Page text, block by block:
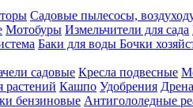
Садовые пылесосы,
Мотобуры Измельчители для сада
Баки для воды Бочки
садовые Кресла подвесные
растений Кашпо Удобрения
бензиновые Антигололедные